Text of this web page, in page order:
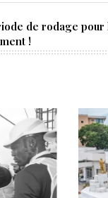
de rodage pour
!